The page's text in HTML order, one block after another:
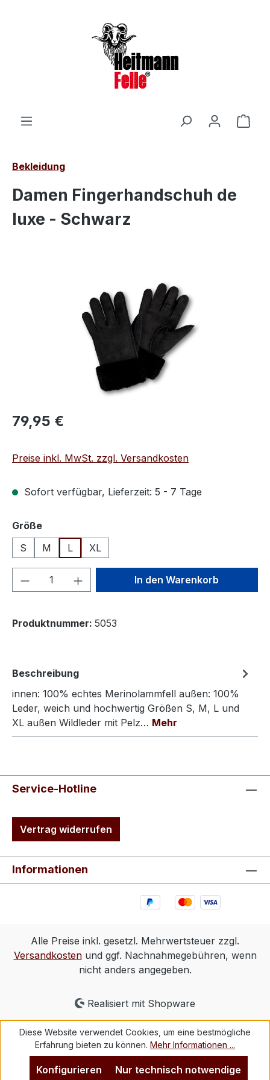
Bekleidung
Damen Fingerhandschuh de
luxe - Schwarz
Regulärer Preis:
79,95 €
Preise inkl. MwSt. zzgl. Versandkosten
Sofort verfügbar, Lieferzeit: 5 - 7 Tage
Größeauswählen
S
M L XL
Produkt Anzahl: Gib denIn den Warenkorb
Produktnummer: 5053
Beschreibung
innen: 100% echtes Merinolammfell außen: 100%
Leder, weich und hochwertig Größen S, M, L und
XL außen Wildleder mit Pelz… Mehr
Service-Hotline
Vertrag widerrufen
Informationen
Alle Preise inkl. gesetzl. Mehrwertsteuer zzgl.
Versandkostenund ggf. Nachnahmegebühren, wenn
nicht anders angegeben.
Realisiert mit Shopware
Diese Website verwendet Cookies, um eine bestmögliche
Erfahrung bieten zu können. Mehr Informationen ...
Nur technisch notwendige
Konfigurieren